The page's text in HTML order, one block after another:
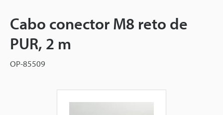
Cabo conector M8 reto de
PUR, 2 m
OP-85509